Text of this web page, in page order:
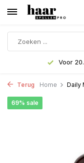
Voor
Terug Home Daily
69% sale